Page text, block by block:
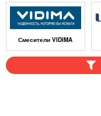
Смесители VIDIMA